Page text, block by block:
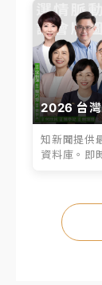
2026 台
知新聞提供
資料庫。即